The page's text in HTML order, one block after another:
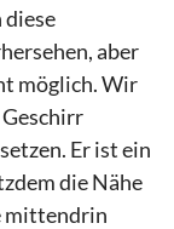
aber
möglich. Wir
Er ist ein
die Nähe
mittendrin